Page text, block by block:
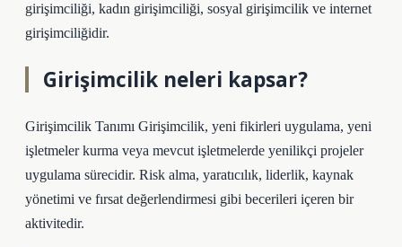
girişimciliği, kadın girişimciliği, sosyal girişimcilik ve internet
girişimciliğidir.
Girişimcilik neleri kapsar?
Girişimcilik Tanımı Girişimcilik, yeni fikirleri uygulama, yeni
işletmeler kurma veya mevcut işletmelerde yenilikçi projeler
uygulama sürecidir. Risk alma, yaratıcılık, liderlik, kaynak
yönetimi ve fırsat değerlendirmesi gibi becerileri içeren bir
aktivitedir.